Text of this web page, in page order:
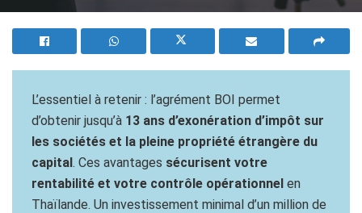
L’essentiel à retenir : l’agrément BOI permet
d’obtenir jusqu’à 13 ans d’exonération d’impôt sur
les sociétés et la pleine propriété étrangère du
capital. Ces avantages sécurisent votre
rentabilité et votre contrôle opérationnel en
Thaïlande. Un investissement minimal d’un million de